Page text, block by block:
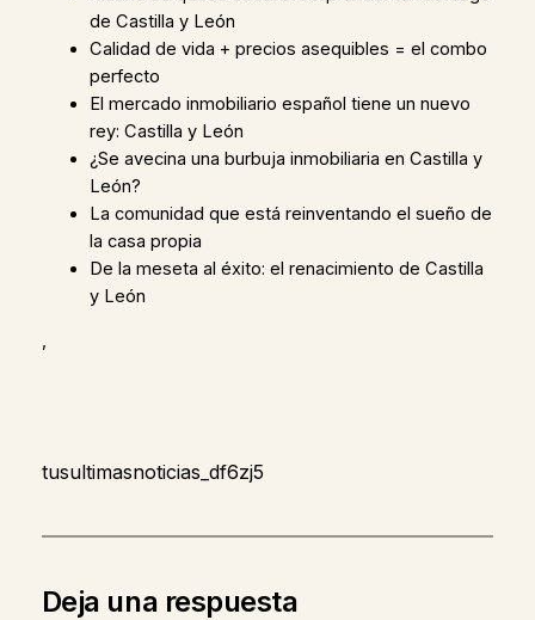
de Castilla y León
Calidad de vida + precios asequibles = el combo
perfecto
El mercado inmobiliario español tiene un nuevo
rey: Castilla y León
¿Se avecina una burbuja inmobiliaria en Castilla y
León?
La comunidad que está reinventando el sueño de
la casa propia
De la meseta al éxito: el renacimiento de Castilla
y León
,
tusultimasnoticias_df6zj5
Deja una respuesta